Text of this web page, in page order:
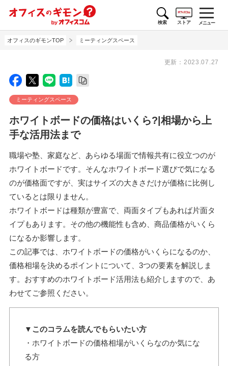
メニュー
ストア
検索
オフィスのギモンTOP ミーティングスペース
更新： 2023.07.27
ミーティングスペース
ホワイトボードの価格はいくら?|相場から上
手な活用法まで
職場や塾、家庭など、あらゆる場面で情報共有に役立つのが
ホワイトボードです。そんなホワイトボード選びで気になる
のが価格面ですが、実はサイズの大きさだけが価格に比例し
ているとは限りません。
ホワイトボードは種類が豊富で、両面タイプもあれば片面タ
イプもあります。その他の機能性も含め、商品価格がいくら
になるか影響します。
この記事では、ホワイトボードの価格がいくらになるのか、
価格相場を決めるポイントについて、3つの要素を解説しま
す。おすすめのホワイトボード活用法も紹介しますので、あ
わせてご参照ください。
▼このコラムを読んでもらいたい方
・ホワイトボードの価格相場がいくらなのか気にな
る方